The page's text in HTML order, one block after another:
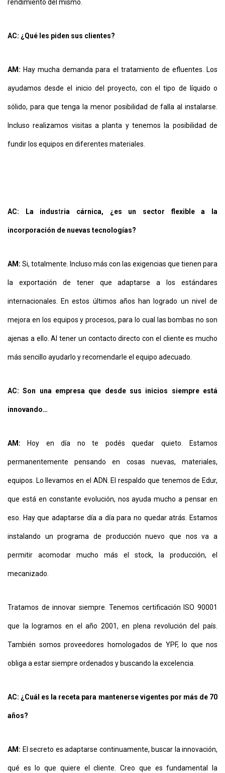
rendimiento del mismo.
AC: ¿Qué les piden sus clientes?
AM: Hay mucha demanda para el tratamiento de efluentes. Los
ayudamos desde el inicio del proyecto, con el tipo de líquido o
sólido, para que tenga la menor posibilidad de falla al instalarse.
Incluso realizamos visitas a planta y tenemos la posibilidad de
fundir los equipos en diferentes materiales.
AC: La industria cárnica, ¿es un sector flexible a la
incorporación de nuevas tecnologías?
AM: Si, totalmente. Incluso más con las exigencias que tienen para
la exportación de tener que adaptarse a los estándares
internacionales. En estos últimos años han logrado un nivel de
mejora en los equipos y procesos, para lo cual las bombas no son
ajenas a ello. Al tener un contacto directo con el cliente es mucho
más sencillo ayudarlo y recomendarle el equipo adecuado.
AC: Son una empresa que desde sus inicios siempre está
innovando…
AM: Hoy en día no te podés quedar quieto. Estamos
permanentemente pensando en cosas nuevas, materiales,
equipos. Lo llevamos en el ADN. El respaldo que tenemos de Edur,
que está en constante evolución, nos ayuda mucho a pensar en
eso. Hay que adaptarse día a día para no quedar atrás. Estamos
instalando un programa de producción nuevo que nos va a
permitir acomodar mucho más el stock, la producción, el
mecanizado.
Tratamos de innovar siempre. Tenemos certificación ISO 90001
que la logramos en el año 2001, en plena revolución del país.
También somos proveedores homologados de YPF, lo que nos
obliga a estar siempre ordenados y buscando la excelencia.
AC: ¿Cuál es la receta para mantenerse vigentes por más de 70
años?
AM: El secreto es adaptarse continuamente, buscar la innovación,
qué es lo que quiere el cliente. Creo que es fundamental la